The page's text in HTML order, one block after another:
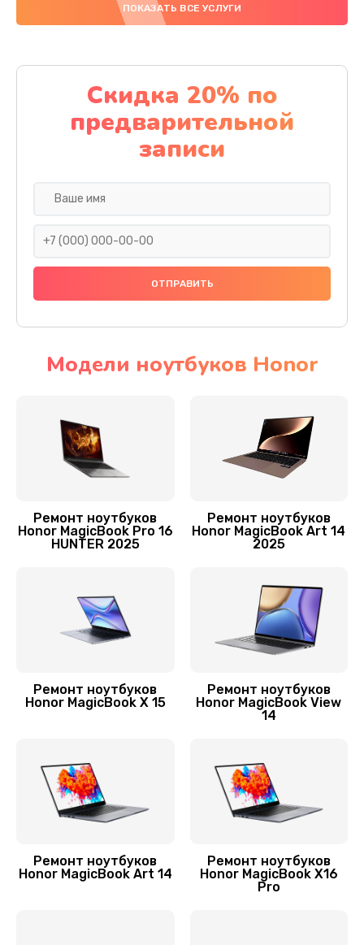
Настройка Wi-Fi
Заказать
Восстановление данных
990 руб.
Заказать
Настройка ОС ноутбука Honor
Настройка BIOS
Установка драйверов
Заказать
1690 руб.
Замена шлейфа матрицы
Ремонт цепей питания
3000 руб.
ПОКАЗАТЬ ВСЕ УСЛУГИ
Скидка 20% по
предварительной
записи
Модели ноутбуков Honor
Ремонт ноутбуков
Honor MagicBook Pro 16
HUNTER 2025
Ремонт ноутбуков
Honor MagicBook Art 14
2025
Ремонт ноутбуков
Honor MagicBook X 15
Ремонт ноутбуков
Honor MagicBook View
14
Ремонт ноутбуков
Honor MagicBook Art 14
Ремонт ноутбуков
Honor MagicBook X16
Pro